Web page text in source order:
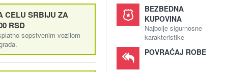
CELU SRBIJU ZA
RSD
sopstvenim vozilom
BEZBEDNA
KUPOVINA
Najbolje sigurnosne
karakteristike
POVRAĆAJ ROBE